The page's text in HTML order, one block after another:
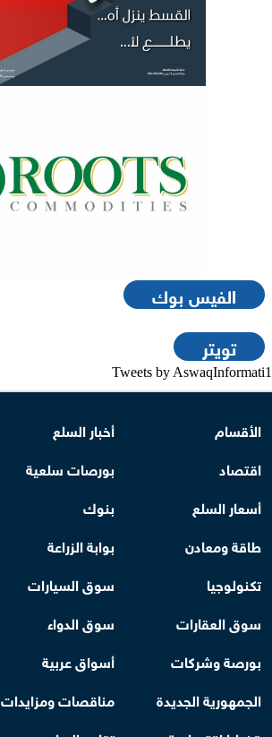
الفيس بوك
تويتر
Tweets by AswaqInformati1
الأقسام
أخبار السلع
اقتصاد
بورصات سلعية
أسعار السلع
بنوك
طاقة ومعادن
بوابة الزراعة
تكنولوجيا
سوق السيارات
سوق العقارات
سوق الدواء
بورصة وشركات
أسواق عربية
الجمهورية الجديدة
مناقصات ومزايدات